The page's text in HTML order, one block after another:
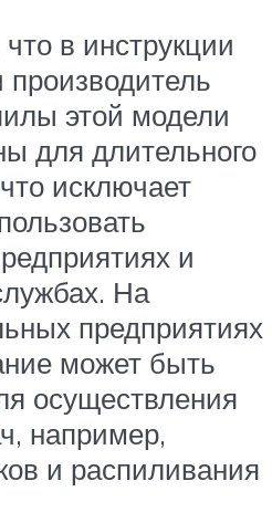
в инструкции
производитель
этой модели
для длительного
исключает
и
На
предприятиях
может быть
осуществления
например,
и распиливания